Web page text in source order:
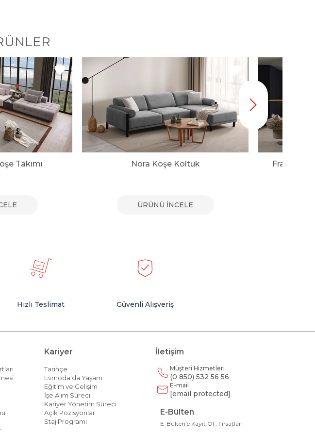
Takımı Nora Köşe Koltuk
ÜRÜNÜ İNCELE
Franco
Hızlı Teslimat Güvenli Alışveriş
Kariyer
Tarihçe
Evmoda'da Yaşam
Eğitim ve Gelişim
İşe Alım Süreci
Kariyer Yönetim Süreci
Açık Pozisyonlar
Staj Programı
İletişim
Müşteri Hizmetleri
(0 850) 532 56 56
E-mail
[email protected]
E-Bülten
E-Bülten'e Kayıt Ol , Fırsatları